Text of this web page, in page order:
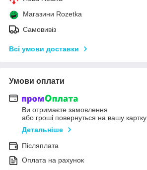
Магазини Rozetka
Самовивіз
Всі умови доставки
Умови оплати
Ви отримаєте замовлення
або гроші повернуться на вашу картку
Детальніше
Післяплата
Оплата на рахунок